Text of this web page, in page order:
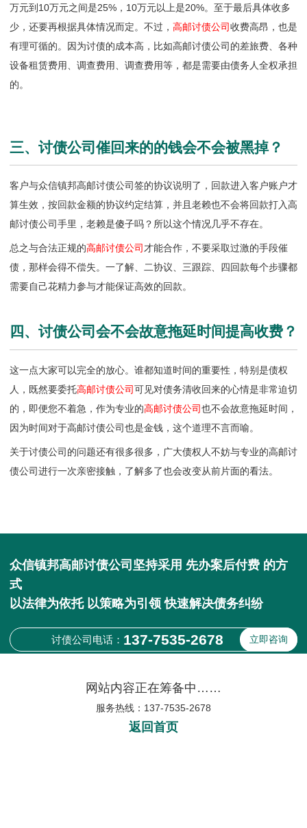
万元到10万元之间是25%，10万元以上是20%。至于最后具体收多
少，还要再根据具体情况而定。不过， 高邮讨债公司收费高昂，也是
有理可循的。因为讨债的成本高，比如高邮讨债公司的差旅费、各种
设备租赁费用、调查费用、调查费用等，都是需要由债务人全权承担
的。
三、讨债公司催回来的的钱会不会被黑掉？
客户与众信镇邦高邮讨债公司签的协议说明了，回款进入客户账户才
算生效，按回款金额的协议约定结算，并且老赖也不会将回款打入高
邮讨债公司手里，老赖是傻子吗？所以这个情况几乎不存在。
总之与合法正规的高邮讨债公司才能合作，不要采取过激的手段催
债，那样会得不偿失。一了解、二协议、三跟踪、四回款每个步骤都
需要自己花精力参与才能保证高效的回款。
四、讨债公司会不会故意拖延时间提高收费？
这一点大家可以完全的放心。谁都知道时间的重要性，特别是债权
人，既然要委托高邮讨债公司可见对债务清收回来的心情是非常迫切
的，即便您不着急，作为专业的高邮讨债公司也不会故意拖延时间，
因为时间对于高邮讨债公司也是金钱，这个道理不言而喻。
关于讨债公司的问题还有很多很多，广大债权人不妨与专业的高邮讨
债公司进行一次亲密接触，了解多了也会改变从前片面的看法。
众信镇邦高邮讨债公司坚持采用 先办案后付费 的方
式
以法律为依托 以策略为引领 快速解决债务纠纷
讨债公司电话： 137-7535-2678 立即咨询
网站内容正在筹备中……
服务热线：137-7535-2678
返回首页